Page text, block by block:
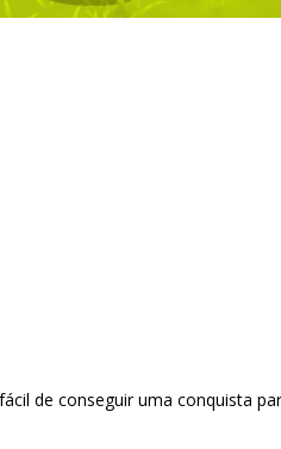
de conseguir uma conquista